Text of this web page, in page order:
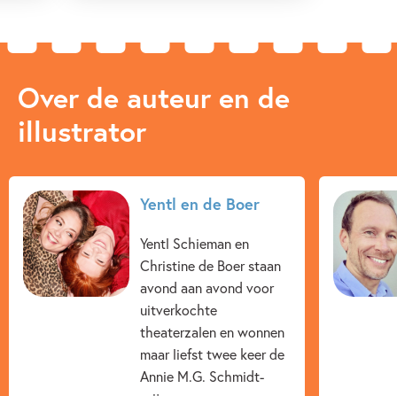
Over de auteur en de
illustrator
Yentl en de Boer
Yentl Schieman en
Christine de Boer staan
avond aan avond voor
uitverkochte
theaterzalen en wonnen
maar liefst twee keer de
Annie M.G. Schmidt-